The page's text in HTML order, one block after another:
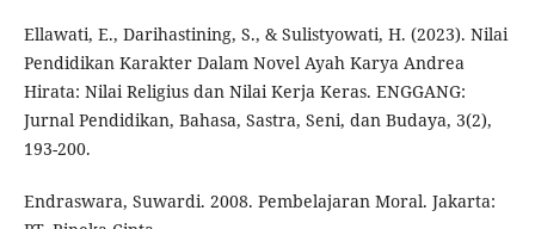
Ellawati, E., Darihastining, S., & Sulistyowati, H. (2023). Nilai
Pendidikan Karakter Dalam Novel Ayah Karya Andrea
Hirata: Nilai Religius dan Nilai Kerja Keras. ENGGANG:
Jurnal Pendidikan, Bahasa, Sastra, Seni, dan Budaya, 3(2),
193-200.
Endraswara, Suwardi. 2008. Pembelajaran Moral. Jakarta: